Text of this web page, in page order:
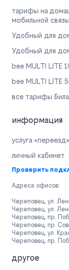
тарифы на
мобильной
Удобный для
Удобный для
bee MULTI LITE
bee MULTI LITE
все тарифы
информация
услуга «переезд»
личный кабинет
Проверить
Адреса офисов:
Череповец, ул.
Череповец, ул.
Череповец, пр.
Череповец, пр.
Череповец, ул.
Череповец, пр.
другое